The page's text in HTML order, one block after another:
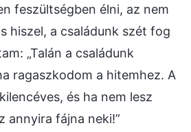
feszültségben élni, az nem
hiszel, a családunk szét fog
„Talán a családunk
ragaszkodom a hitemhez. A
és ha nem lesz
annyira fájna neki!”